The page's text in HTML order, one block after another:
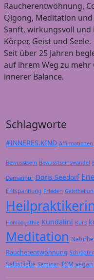
Raucherentwöhnung,
Qigong, Meditation
Sanft, wirkungsvoll
Körper, Geist und Seele.
Seit über 25 Jahren
auf ihrem Weg zu
innerer Balance.
Schlagworte
#INNERES.KIND Affirmationen
Bewusstsein Bewusstseinswandel
Damanhur Doris Seedorf
Entspannung Frieden
Homöopathie Kundalini Kurs
Meditation
Raucherentwöhnung Schröpfen
Selbstliebe Seminar TCM vegan